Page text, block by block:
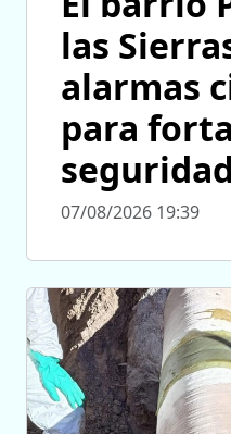
las
alarmas
para
07/08/2026 19:39